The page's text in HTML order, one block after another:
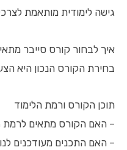
גישה לימודית מותאמת
איך לבחור קורס סייבר
בחירת הקורס הנכון היא
תוכן הקורס ורמת הלימוד
– האם הקורס מתאים לרמת
– האם התכנים מעודכנים